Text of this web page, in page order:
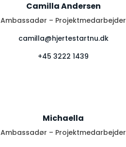
Camilla Andersen
Ambassadør – Projektmedarbejder
camilla@hjertestartnu.dk
+45 3222 1439
Michaella
Ambassadør – Projektmedarbejder